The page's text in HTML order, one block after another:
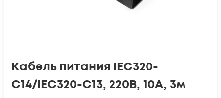
Кабель питания IEC320-
C14/IEC320-C13, 220B, 10А, 3м